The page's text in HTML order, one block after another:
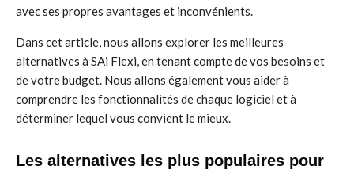
avec ses propres avantages et inconvénients.
Dans cet article, nous allons explorer les meilleures
alternatives à SAi Flexi, en tenant compte de vos besoins et
de votre budget. Nous allons également vous aider à
comprendre les fonctionnalités de chaque logiciel et à
déterminer lequel vous convient le mieux.
Les alternatives les plus populaires pour